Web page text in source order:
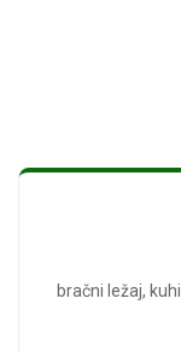
bračni ležaj,